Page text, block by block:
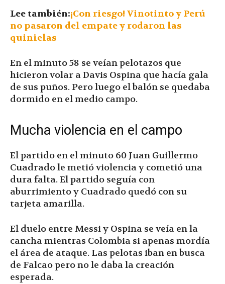
Lee también:¡Con riesgo! Vinotinto y Perú
no pasaron del empate y rodaron las
quinielas
En el minuto 58 se veían pelotazos que
hicieron volar a Davis Ospina que hacía gala
de sus puños. Pero luego el balón se quedaba
dormido en el medio campo.
Mucha violencia en el campo
El partido en el minuto 60 Juan Guillermo
Cuadrado le metió violencia y cometió una
dura falta. El partido seguía con
aburrimiento y Cuadrado quedó con su
tarjeta amarilla.
El duelo entre Messi y Ospina se veía en la
cancha mientras Colombia si apenas mordía
el área de ataque. Las pelotas iban en busca
de Falcao pero no le daba la creación
esperada.